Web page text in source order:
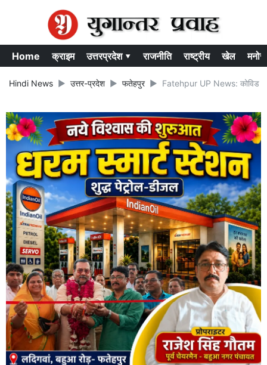
Home क्राइम उत्तरप्रदेश ▾ राजनीति राष्ट्रीय खेल
Hindi News उत्तर-प्रदेश फतेहपुर Fatehpur UP News: कोविड